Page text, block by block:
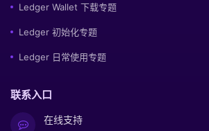
Ledger Wallet 下载专题
Ledger 初始化专题
Ledger 日常使用专题
联系入口
在线支持